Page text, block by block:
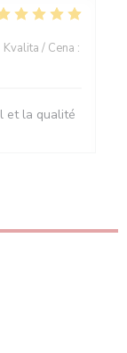
Kvalita / Cena :
et la qualité